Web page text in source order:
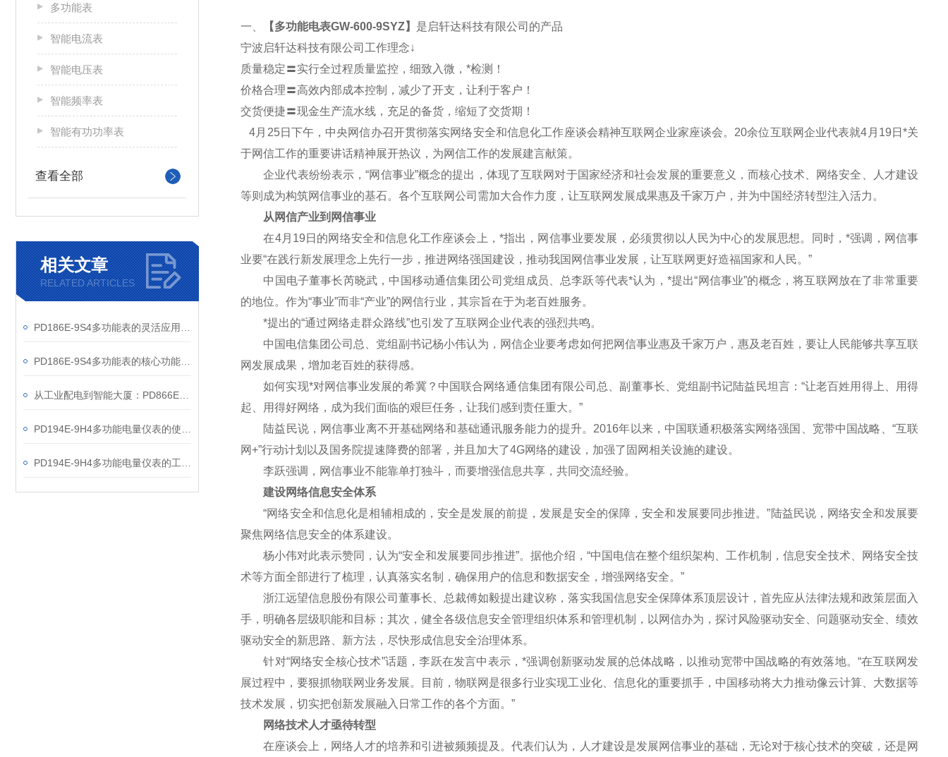
多功能表
智能电流表
智能电压表
智能频率表
智能有功功率表
查看全部
相关文章
RELATED ARTICLES
一、 【多功能电表GW-600-9SYZ】 是启轩达科技有限公司的产品
宁波启轩达科技有限公司工作理念↓
质量稳定〓实行全过程质量监控，细致入微，*检测！
价格合理〓高效内部成本控制，减少了开支，让利于客户！
交货便捷〓现金生产流水线，充足的备货，缩短了交货期！
4月25日下午，中央网信办召开贯彻落实网络安全和信息化工作座谈会精神互联网企业家座谈会。20余位互联网企业代表就4月19日*关
于网信工作的重要讲话精神展开热议，为网信工作的发展建言献策。
企业代表纷纷表示，“网信事业”概念的提出，体现了互联网对于国家经济和社会发展的重要意义，而核心技术、网络安全、人才建设
等则成为构筑网信事业的基石。各个互联网公司需加大合作力度，让互联网发展成果惠及千家万户，并为中国经济转型注入活力。
从网信产业到网信事业
在4月19日的网络安全和信息化工作座谈会上，*指出，网信事业要发展，必须贯彻以人民为中心的发展思想。同时，*强调，网信事
业要“在践行新发展理念上先行一步，推进网络强国建设，推动我国网信事业发展，让互联网更好造福国家和人民。”
中国电子董事长芮晓武，中国移动通信集团公司党组成员、总李跃等代表*认为，*提出“网信事业”的概念，将互联网放在了非常重要
的地位。作为“事业”而非“产业”的网信行业，其宗旨在于为老百姓服务。
*提出的“通过网络走群众路线”也引发了互联网企业代表的强烈共鸣。
中国电信集团公司总、党组副书记杨小伟认为，网信企业要考虑如何把网信事业惠及千家万户，惠及老百姓，要让人民能够共享互联
网发展成果，增加老百姓的获得感。
如何实现*对网信事业发展的希冀？中国联合网络通信集团有限公司总、副董事长、党组副书记陆益民坦言：“让老百姓用得上、用得
起、用得好网络，成为我们面临的艰巨任务，让我们感到责任重大。”
陆益民说，网信事业离不开基础网络和基础通讯服务能力的提升。2016年以来，中国联通积极落实网络强国、宽带中国战略、“互联
网+”行动计划以及国务院提速降费的部署，并且加大了4G网络的建设，加强了固网相关设施的建设。
李跃强调，网信事业不能靠单打独斗，而要增强信息共享，共同交流经验。
建设网络信息安全体系
“网络安全和信息化是相辅相成的，安全是发展的前提，发展是安全的保障，安全和发展要同步推进。”陆益民说，网络安全和发展要
聚焦网络信息安全的体系建设。
杨小伟对此表示赞同，认为“安全和发展要同步推进”。据他介绍，“中国电信在整个组织架构、工作机制，信息安全技术、网络安全技
术等方面全部进行了梳理，认真落实名制，确保用户的信息和数据安全，增强网络安全。”
浙江远望信息股份有限公司董事长、总裁傅如毅提出建议称，落实我国信息安全保障体系顶层设计，首先应从法律法规和政策层面入
手，明确各层级职能和目标；其次，健全各级信息安全管理组织体系和管理机制，以网信办为，探讨风险驱动安全、问题驱动安全、绩效
驱动安全的新思路、新方法，尽快形成信息安全治理体系。
针对“网络安全核心技术”话题，李跃在发言中表示，*强调创新驱动发展的总体战略，以推动宽带中国战略的有效落地。“在互联网发
展过程中，要狠抓物联网业务发展。目前，物联网是很多行业实现工业化、信息化的重要抓手，中国移动将大力推动像云计算、大数据等
技术发展，切实把创新发展融入日常工作的各个方面。”
网络技术人才亟待转型
在座谈会上，网络人才的培养和引进被频频提及。代表们认为，人才建设是发展网信事业的基础，无论对于核心技术的突破，还是网